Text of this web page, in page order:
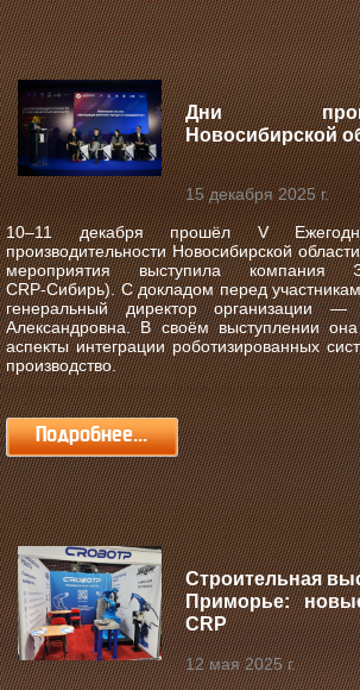
Дни
Новосибирской
15 декабря 2025 г.
10–11 декабря прошёл V
производительности Новосибирской
мероприятия выступила компания
CRP‑Сибирь). С докладом перед
генеральный директор организации
Александровна. В своём выступлении
аспекты интеграции роботизированных
производство.
Подробнее...
Строительная
Приморье:
CRP
12 мая 2025 г.